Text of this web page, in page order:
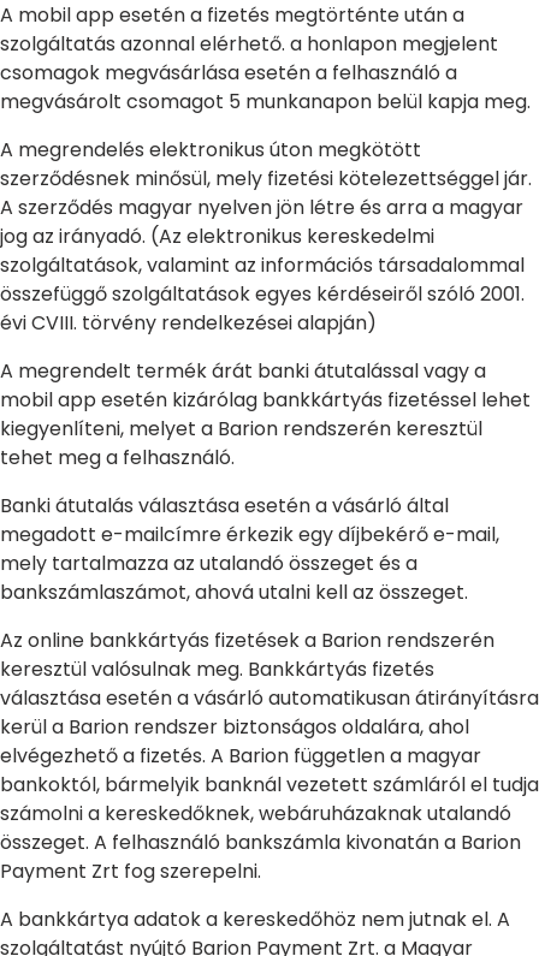
A mobil app esetén a fizetés megtörténte után a
szolgáltatás azonnal elérhető. a honlapon megjelent
csomagok megvásárlása esetén a felhasználó a
megvásárolt csomagot 5 munkanapon belül kapja meg.
A megrendelés elektronikus úton megkötött
szerződésnek minősül, mely fizetési kötelezettséggel jár.
A szerződés magyar nyelven jön létre és arra a magyar
jog az irányadó. (Az elektronikus kereskedelmi
szolgáltatások, valamint az információs társadalommal
összefüggő szolgáltatások egyes kérdéseiről szóló 2001.
évi CVIII. törvény rendelkezései alapján)
A megrendelt termék árát banki átutalással vagy a
mobil app esetén kizárólag bankkártyás fizetéssel lehet
kiegyenlíteni, melyet a Barion rendszerén keresztül
tehet meg a felhasználó.
Banki átutalás választása esetén a vásárló által
megadott e-mailcímre érkezik egy díjbekérő e-mail,
mely tartalmazza az utalandó összeget és a
bankszámlaszámot, ahová utalni kell az összeget.
Az online bankkártyás fizetések a Barion rendszerén
keresztül valósulnak meg. Bankkártyás fizetés
választása esetén a vásárló automatikusan átirányításra
kerül a Barion rendszer biztonságos oldalára, ahol
elvégezhető a fizetés. A Barion független a magyar
bankoktól, bármelyik banknál vezetett számláról el tudja
számolni a kereskedőknek, webáruházaknak utalandó
összeget. A felhasználó bankszámla kivonatán a Barion
Payment Zrt fog szerepelni.
A bankkártya adatok a kereskedőhöz nem jutnak el. A
szolgáltatást nyújtó Barion Payment Zrt. a Magyar